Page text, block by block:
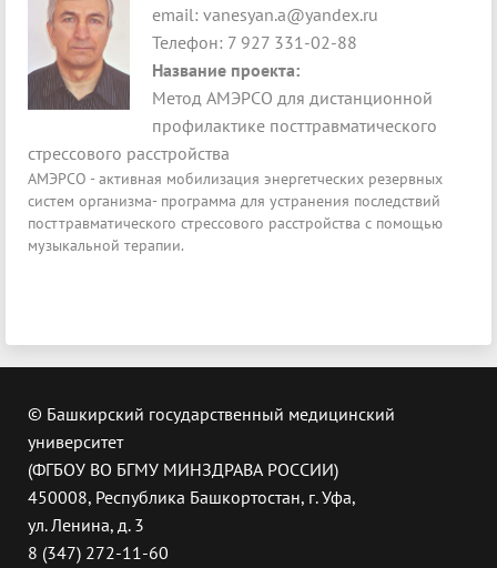
email: vanesyan.a@yandex.ru
Телефон: 7 927 331-02-88
Название проекта:
Метод АМЭРСО для дистанционной
профилактике посттравматического
стрессового расстройства
АМЭРСО - активная мобилизация энергетческих резервных
систем организма- программа для устранения последствий
посттравматического стрессового расстройства с помощью
музыкальной терапии.
© Башкирский государственный медицинский
университет
(ФГБОУ ВО БГМУ МИНЗДРАВА РОССИИ)
450008, Республика Башкортостан, г. Уфа,
ул. Ленина, д. 3
8 (347) 272-11-60